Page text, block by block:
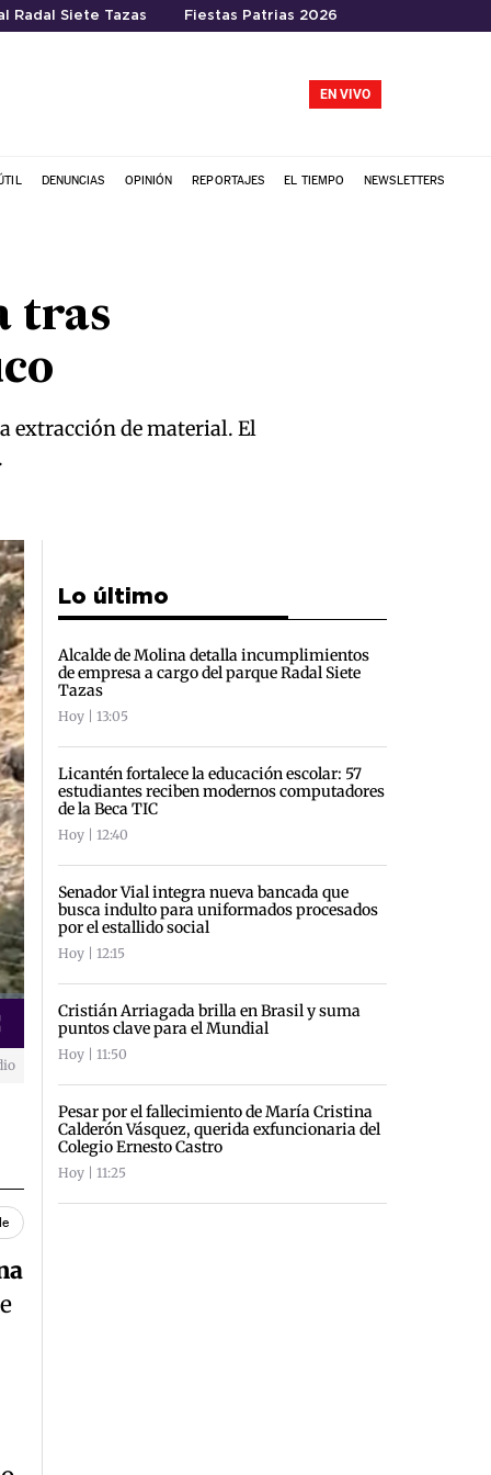
Radal Siete Tazas Fiestas Patrias 2026
EN VIVO
DENUNCIAS OPINIÓN REPORTAJES EL TIEMPO NEWSLETTERS
tras
extracción de material. El
Lo último
Alcalde de Molina detalla incumplimientos
de empresa a cargo del parque Radal Siete
Tazas
Hoy | 13:05
Licantén fortalece la educación escolar: 57
estudiantes reciben modernos computadores
de la Beca TIC
Hoy | 12:40
Senador Vial integra nueva bancada que
busca indulto para uniformados procesados
por el estallido social
Hoy | 12:15
Cristián Arriagada brilla en Brasil y suma
puntos clave para el Mundial
Hoy | 11:50
Pesar por el fallecimiento de María Cristina
Calderón Vásquez, querida exfuncionaria del
Colegio Ernesto Castro
Hoy | 11:25